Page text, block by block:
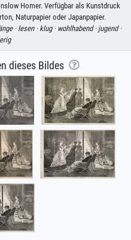
Homer. Verfügbar als Kunstdruck
Naturpapier oder Japanpapier.
· lesen · klug · wohlhabend · jugend ·
dieses Bildes